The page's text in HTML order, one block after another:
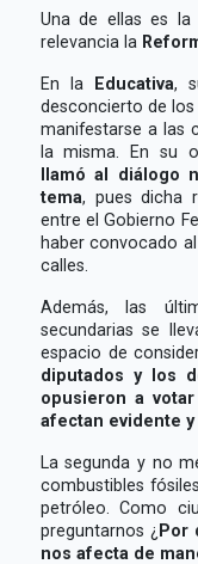
Una de ellas es la
relevancia la
En la Educativa,
desconcierto de
manifestarse a las
la misma. En su
llamó al diálogo
tema, pues dicha
entre el Gobierno
haber convocado
calles.
Además, las
secundarias se
espacio de
diputados y los
opusieron a
afectan evidente
La segunda y no
combustibles
petróleo. Como
preguntarnos ¿ Por
nos afecta de